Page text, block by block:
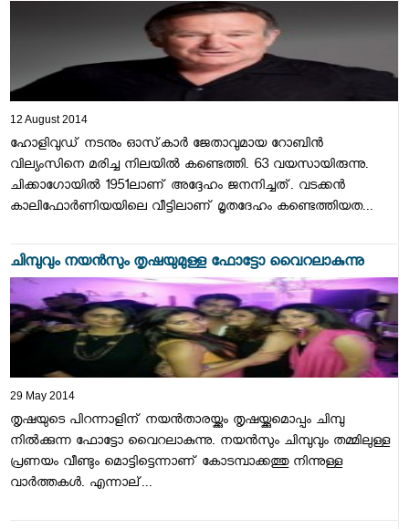
12 August 2014
ഹോളിവുഡ്‌ നടനും ഓസ്‌കാര്‍ ജേതാവുമായ റോബിന്‍
വില്യംസിനെ മരിച്ച നിലയില്‍ കണ്ടെത്തി. 63 വയസായിരുന്നു.
ചിക്കാഗോയില്‍ 1951ലാണ്‌ അദ്ദേഹം ജനനിച്ചത്‌. വടക്കന്‍
കാലിഫോര്‍ണിയയിലെ വീട്ടിലാണ്‌ മൃതദേഹം കണ്ടെത്തിയത...
ചിമ്പുവും നയന്‍സും തൃഷയുമുള്ള ഫോട്ടോ വൈറലാകുന്നു
29 May 2014
തൃഷയുടെ പിറന്നാളിന് നയന്‍താരയ്ക്കും തൃഷയ്ക്കുമൊപ്പം ചിമ്പു
നില്‍ക്കുന്ന ഫോട്ടോ വൈറലാകുന്നു. നയന്‍സും ചിമ്പുവും തമ്മിലുള്ള
പ്രണയം വീണ്ടും മൊട്ടിട്ടെന്നാണ് കോടമ്പാക്കത്തു നിന്നുള്ള
വാര്‍ത്തകള്‍. എന്നാല്...